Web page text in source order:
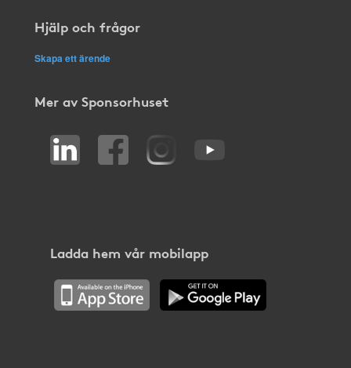
Hjälp och frågor
Skapa ett ärende
Mer av Sponsorhuset
Ladda hem vår mobilapp